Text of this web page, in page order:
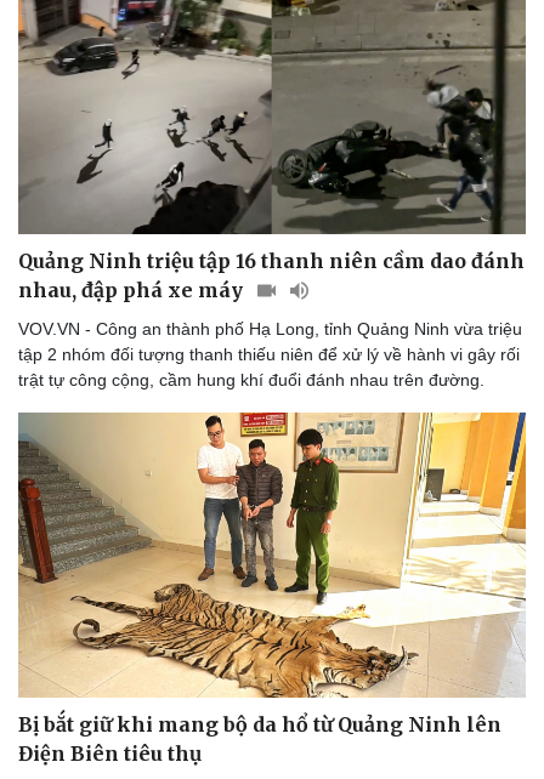
Văn hóa
Sân khấu - Điện ảnh
Văn học
Giải trí
Sao Việt
Quảng Ninh triệu tập 16 thanh niên cầm dao đánh
nhau, đập phá xe máy
VOV.VN - Công an thành phố Hạ Long, tỉnh Quảng Ninh vừa triệu
tập 2 nhóm đối tượng thanh thiếu niên để xử lý về hành vi gây rối
trật tự công cộng, cầm hung khí đuổi đánh nhau trên đường.
Bị bắt giữ khi mang bộ da hổ từ Quảng Ninh lên
Điện Biên tiêu thụ